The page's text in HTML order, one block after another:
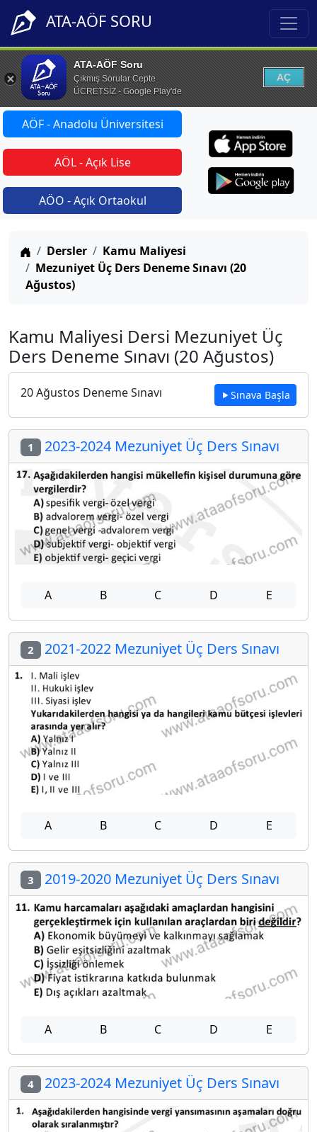
ATA-AÖF SORU
ATA-AÖF Soru
Çıkmış Sorular Cepte
ÜCRETSİZ - Google Play'de
AÇ
AÖF - Anadolu Üniversitesi
AÖL - Açık Lise
AÖO - Açık Ortaokul
Anasayfa
Dersler
Kamu Maliyesi
Mezuniyet Üç Ders Deneme Sınavı (20
Ağustos)
Kamu Maliyesi Dersi Mezuniyet Üç
Ders Deneme Sınavı (20 Ağustos)
20 Ağustos Deneme Sınavı Sınava Başla
1 2023-2024 Mezuniyet Üç Ders Sınavı
A B C D E
2 2021-2022 Mezuniyet Üç Ders Sınavı
A B C D E
3 2019-2020 Mezuniyet Üç Ders Sınavı
A B C D E
4 2023-2024 Mezuniyet Üç Ders Sınavı